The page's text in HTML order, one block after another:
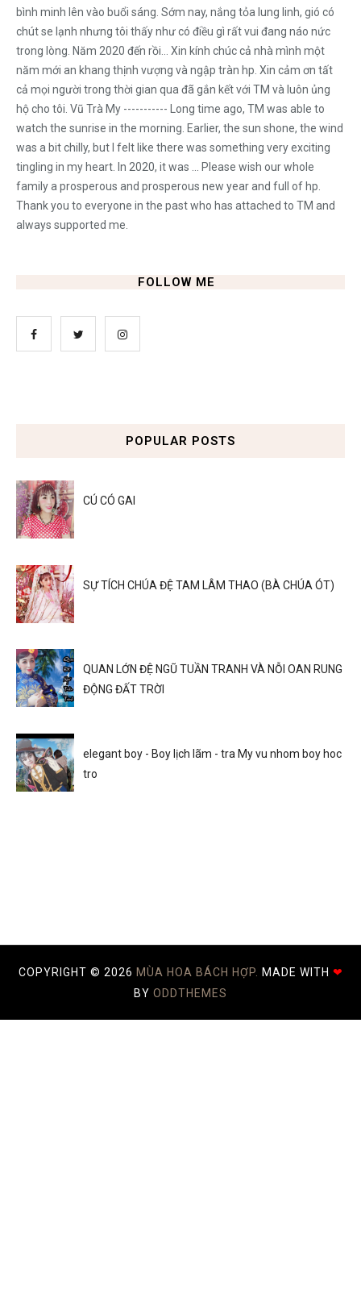
bình minh lên vào buổi sáng. Sớm nay, nắng tỏa lung linh, gió có
chút se lạnh nhưng tôi thấy như có điều gì rất vui đang náo nức
trong lòng. Năm 2020 đến rồi... Xin kính chúc cả nhà mình một
năm mới an khang thịnh vượng và ngập tràn hp. Xin cảm ơn tất
cả mọi người trong thời gian qua đã gắn kết với TM và luôn ủng
hộ cho tôi. Vũ Trà My ----------- Long time ago, TM was able to
watch the sunrise in the morning. Earlier, the sun shone, the wind
was a bit chilly, but I felt like there was something very exciting
tingling in my heart. In 2020, it was ... Please wish our whole
family a prosperous and prosperous new year and full of hp.
Thank you to everyone in the past who has attached to TM and
always supported me.
FOLLOW ME
POPULAR POSTS
CÚ CÓ GAI
SỰ TÍCH CHÚA ĐỆ TAM LÂM THAO (BÀ CHÚA ÓT)
QUAN LỚN ĐỆ NGŨ TUẦN TRANH VÀ NỖI OAN RUNG
ĐỘNG ĐẤT TRỜI
elegant boy - Boy lịch lãm - tra My vu nhom boy hoc
tro
COPYRIGHT © 2026 MÙA HOA BÁCH HỢP. MADE WITH ❤
BY ODDTHEMES